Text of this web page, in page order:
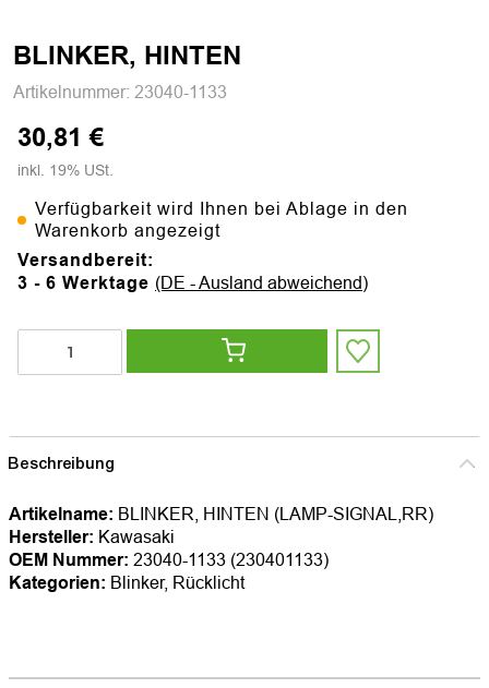
BLINKER, HINTEN
Artikelnummer: 23040-1133
30,81 €
inkl. 19% USt.
Verfügbarkeit wird Ihnen bei Ablage in den
Warenkorb angezeigt
Versandbereit:
3 - 6 Werktage (DE - Ausland abweichend)
Beschreibung
Artikelname: BLINKER, HINTEN (LAMP-SIGNAL,RR)
Hersteller: Kawasaki
OEM Nummer: 23040-1133 (230401133)
Kategorien: Blinker, Rücklicht